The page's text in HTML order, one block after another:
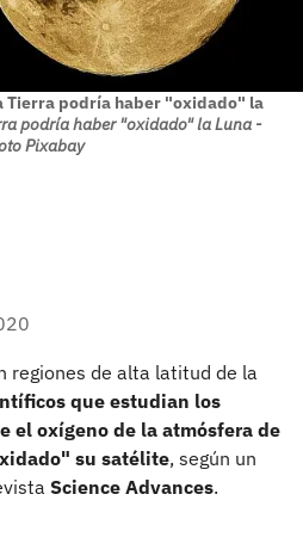
Tierra podría haber "oxidado" la
podría haber "oxidado" la Luna -
Pixabay
regiones de alta latitud de la
que estudian los
el oxígeno de la atmósfera de
su satélite, según un
Science Advances.